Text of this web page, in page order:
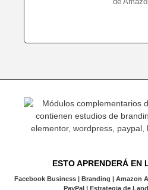
ESTO APRENDERÁ EN
Facebook Business | Branding | Amazon
PayPal | Estrategia de